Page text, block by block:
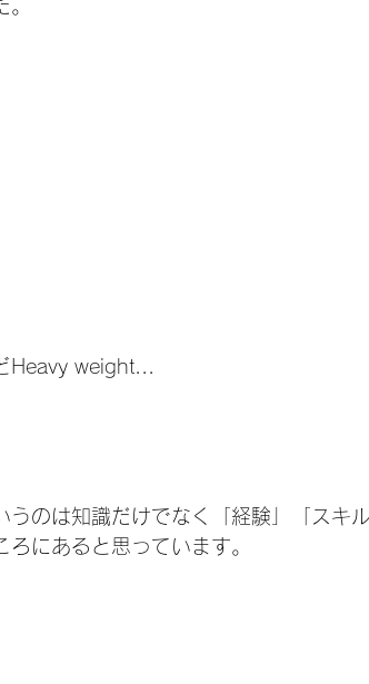
Heavy weight...
うのは知識だけでなく「経験」「スキ
にあると思っています。